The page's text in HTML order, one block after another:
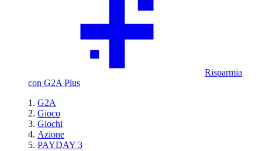
Risparmia
con G2A Plus
G2A
Gioco
Giochi
Azione
PAYDAY 3